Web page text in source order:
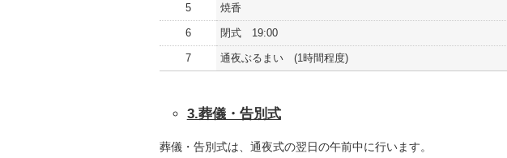
5 焼香
6 閉式 19:00
7 通夜ぶるまい (1時間程度)
3.葬儀・告別式
葬儀・告別式は、通夜式の翌日の午前中に行います。